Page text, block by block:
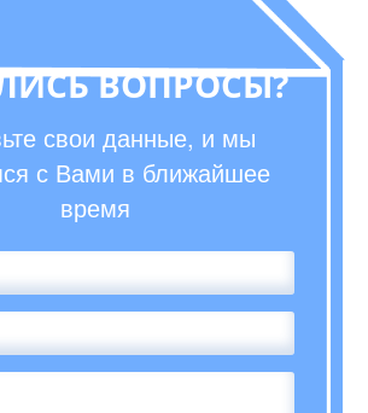
ВОПРОСЫ?
свои данные, и мы
с Вами в ближайшее
время